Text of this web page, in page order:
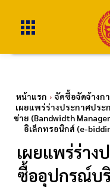
หน้าแรก จัดซื้อจัดจ้างก
เผยแพร่ร่างประกาศปร
ข่าย (Bandwidth
อิเล็กทรอนิกส์ (e-
เผยแพร่ร่าง
ซื้ออุปกรณ์บ